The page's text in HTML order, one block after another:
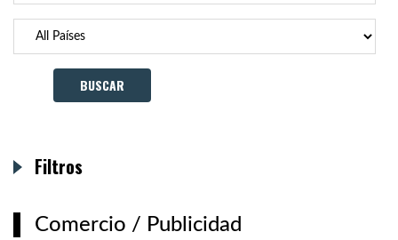
Comercio / Publicidad
Filtros